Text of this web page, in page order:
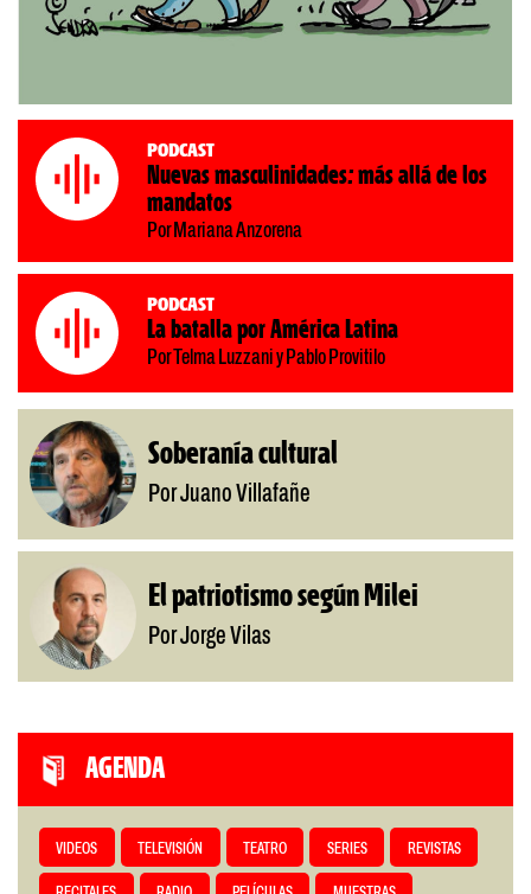
Podcast
Nuevas masculinidades: más allá de los
mandatos
Por Mariana Anzorena
Podcast
La batalla por América Latina
Por Telma Luzzani y Pablo Provitilo
Soberanía cultural
Por Juano Villafañe
El patriotismo según Milei
Por Jorge Vilas
AGENDA
VIDEOS TELEVISIÓN TEATRO SERIES REVISTAS